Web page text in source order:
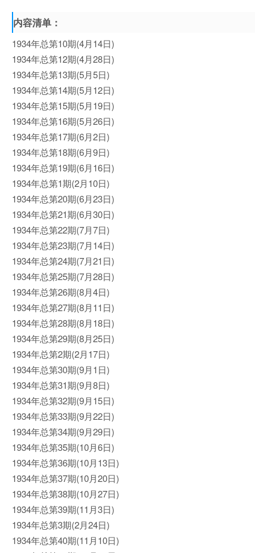
内容清单：
1934年总第10期(4月14日)
1934年总第12期(4月28日)
1934年总第13期(5月5日)
1934年总第14期(5月12日)
1934年总第15期(5月19日)
1934年总第16期(5月26日)
1934年总第17期(6月2日)
1934年总第18期(6月9日)
1934年总第19期(6月16日)
1934年总第1期(2月10日)
1934年总第20期(6月23日)
1934年总第21期(6月30日)
1934年总第22期(7月7日)
1934年总第23期(7月14日)
1934年总第24期(7月21日)
1934年总第25期(7月28日)
1934年总第26期(8月4日)
1934年总第27期(8月11日)
1934年总第28期(8月18日)
1934年总第29期(8月25日)
1934年总第2期(2月17日)
1934年总第30期(9月1日)
1934年总第31期(9月8日)
1934年总第32期(9月15日)
1934年总第33期(9月22日)
1934年总第34期(9月29日)
1934年总第35期(10月6日)
1934年总第36期(10月13日)
1934年总第37期(10月20日)
1934年总第38期(10月27日)
1934年总第39期(11月3日)
1934年总第3期(2月24日)
1934年总第40期(11月10日)